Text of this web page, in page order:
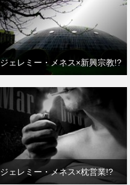
ジェレミー・メネス×新興宗教!?
ジェレミー・メネス×枕営業!?